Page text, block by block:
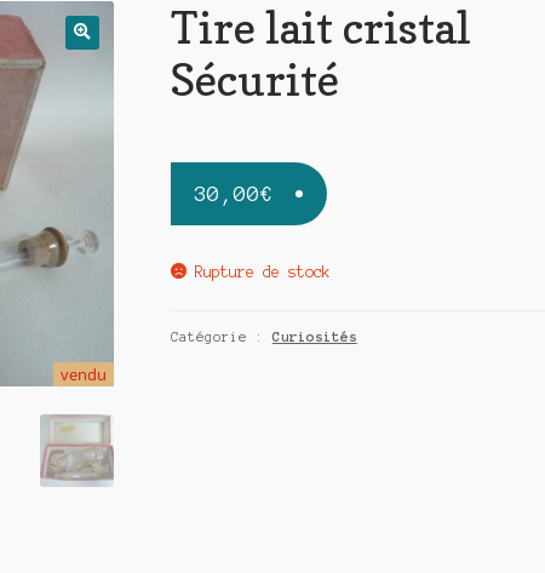
vendu
Tire lait cristal
Sécurité
30,00€
Rupture de stock
Catégorie : Curiosités